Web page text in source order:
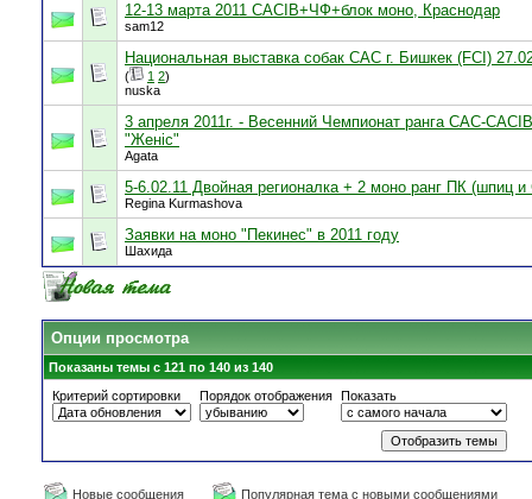
12-13 марта 2011 CACIB+ЧФ+блок моно, Краснодар
sam12
Национальная выставка собак САС г. Бишкек (FCI)
( 1 2)
nuska
3 апреля 2011г. - Весенний Чемпионат ранга САС-
"Женiс"
Agata
5-6.02.11 Двойная регионалка + 2 моно ранг ПК (шпиц
Regina Kurmashova
Заявки на моно "Пекинес" в 2011 году
Шахида
Опции просмотра
Показаны темы с 121 по 140 из 140
Критерий сортировки
Порядок отображения Показать
Новые сообщения
Популярная тема с новыми сообщениями